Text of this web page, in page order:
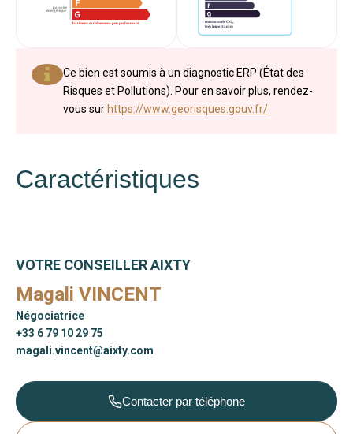
Ce bien est soumis à un diagnostic ERP (État des
Risques et Pollutions). Pour en savoir plus, rendez-
vous sur https://www.georisques.gouv.fr/
Caractéristiques
VOTRE CONSEILLER AIXTY
Magali VINCENT
Négociatrice
+33 6 79 10 29 75
magali.vincent@aixty.com
Contacter par téléphone